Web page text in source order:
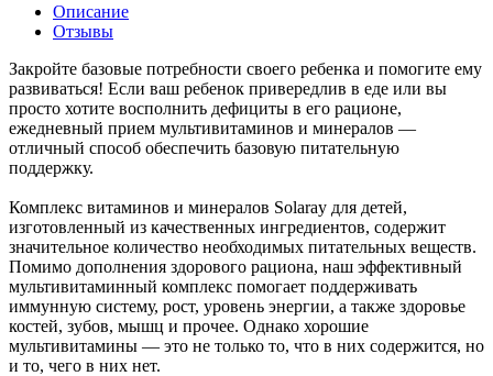
Описание
Отзывы
Закройте базовые потребности своего ребенка и помогите ему
развиваться! Если ваш ребенок привередлив в еде или вы
просто хотите восполнить дефициты в его рационе,
ежедневный прием мультивитаминов и минералов —
отличный способ обеспечить базовую питательную
поддержку.
Комплекс витаминов и минералов Solaray для детей,
изготовленный из качественных ингредиентов, содержит
значительное количество необходимых питательных веществ.
Помимо дополнения здорового рациона, наш эффективный
мультивитаминный комплекс помогает поддерживать
иммунную систему, рост, уровень энергии, а также здоровье
костей, зубов, мышц и прочее. Однако хорошие
мультивитамины — это не только то, что в них содержится, но
и то, чего в них нет.